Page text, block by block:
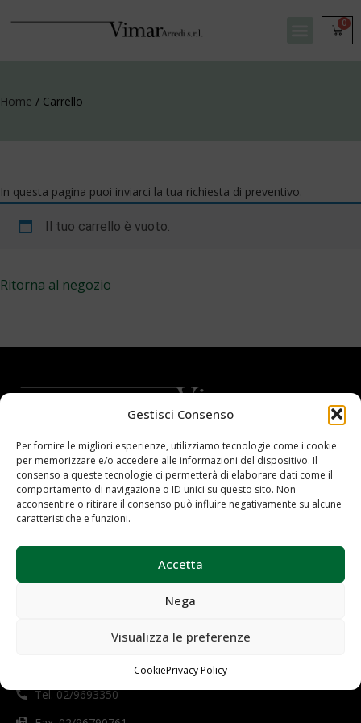
Gestisci Consenso
Per fornire le migliori esperienze, utilizziamo tecnologie come i cookie
per memorizzare e/o accedere alle informazioni del dispositivo. Il
consenso a queste tecnologie ci permetterà di elaborare dati come il
comportamento di navigazione o ID unici su questo sito. Non
acconsentire o ritirare il consenso può influire negativamente su alcune
caratteristiche e funzioni.
Accetta
Nega
Visualizza le preferenze
CookiePrivacy Policy
0
Home / Carrello
In questa pagina puoi inviarci la tua richiesta di preventivo.
Il tuo carrello è vuoto.
Ritorna al negozio
prevista.
Sono vietate modalità ibride di gestione dell’immagine
delle agenzie, ovvero forme di arredo miste .
Tutte le agenzie sono tenute ad adottare la più recente
FRONTALE della zona di accoglienza e una PARETE A
produzione@vimararredi.com
Tel. 02/9693350